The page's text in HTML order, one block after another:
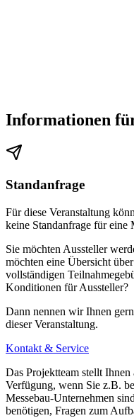
Informationen
Standanfrage
Für diese Veranstaltung
keine Standanfrage für eine
Sie möchten Aussteller
möchten eine Übersicht
vollständigen
Konditionen für Aussteller?
Dann nennen wir Ihnen
dieser Veranstaltung.
Kontakt & Service
Das Projektteam stellt
Verfügung, wenn Sie z.B.
Messebau-Unternehmen
benötigen, Fragen zum